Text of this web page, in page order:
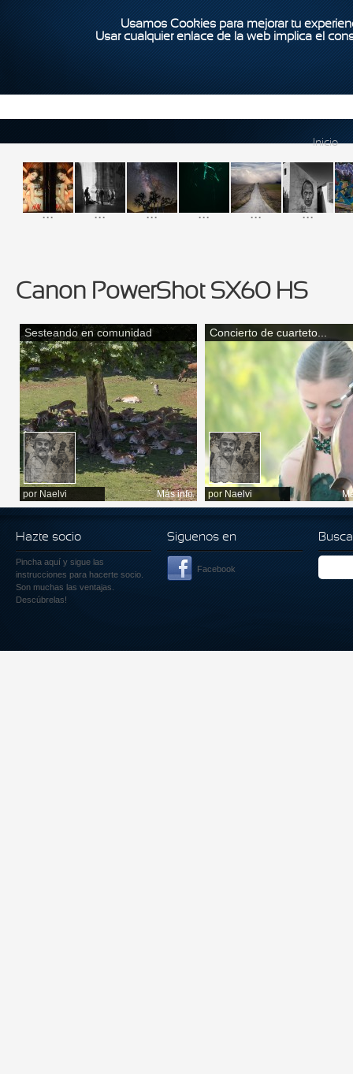
Usamos Cookies para mejorar tu
Usar cualquier enlace de la web implica el
Inicio
... ... ... ... ... ...
Canon PowerShot SX60 HS
Sesteando en comunidad
por Naelvi Más info
Concierto de cuarteto...
por Naelvi
Hazte socio
Pincha aquí y sigue las
instrucciones para hacerte socio.
Son muchas las ventajas.
Descúbrelas!
Siguenos en
Facebook